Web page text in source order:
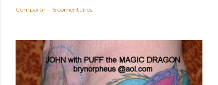
Compartir 5 comentarios